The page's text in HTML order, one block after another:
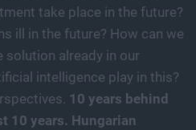
take place in the future?
ill in the future? How can we
solution already in our
intelligence play in this?
10 years behind
10 years. Hungarian